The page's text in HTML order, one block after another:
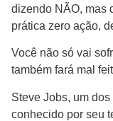
dizendo NÃO, mas
prática zero ação,
Você não só vai
também fará mal
Steve Jobs, um
conhecido por seu